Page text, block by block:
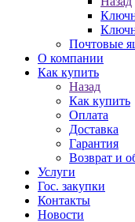
Почтовые
О компании
Как купить
Назад
Как купить
Оплата
Доставка
Гарантия
Возврат и
Услуги
Гос. закупки
Контакты
Новости